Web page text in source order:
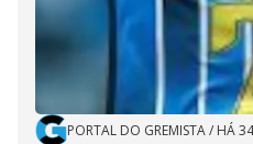
PORTAL DO GREMISTA/ HÁ